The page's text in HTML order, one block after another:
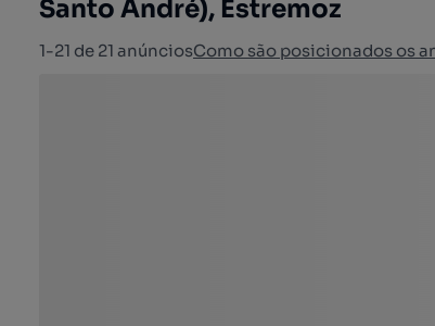
Santo André), Estremoz
1-21 de 21 anúnciosComo são posicionados os